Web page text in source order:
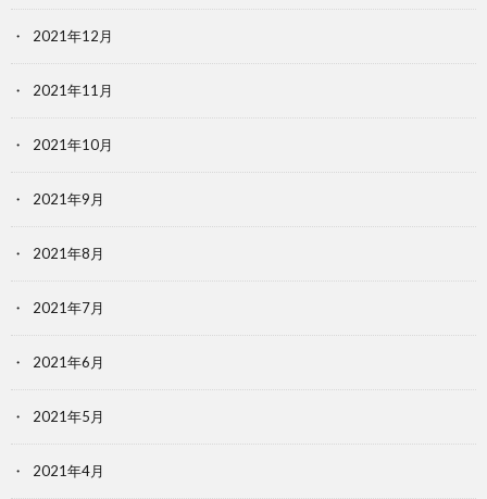
2021年12月
2021年11月
2021年10月
2021年9月
2021年8月
2021年7月
2021年6月
2021年5月
2021年4月